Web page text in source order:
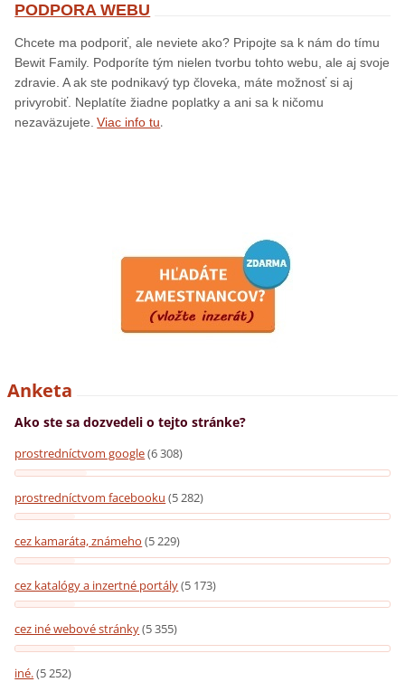
PODPORA WEBU
Chcete ma podporiť, ale neviete ako? Pripojte sa k nám do tímu
Bewit Family. Podporíte tým nielen tvorbu tohto webu, ale aj svoje
zdravie. A ak ste podnikavý typ človeka, máte možnosť si aj
privyrobiť. Neplatíte žiadne poplatky a ani sa k ničomu
nezaväzujete. Viac info tu.
Anketa
Ako ste sa dozvedeli o tejto stránke?
prostredníctvom google(6 308)
prostredníctvom facebooku (5 282)
cez kamaráta, známeho (5 229)
cez katalógy a inzertné portály(5 173)
cez iné webové stránky(5 355)
iné.(5 252)